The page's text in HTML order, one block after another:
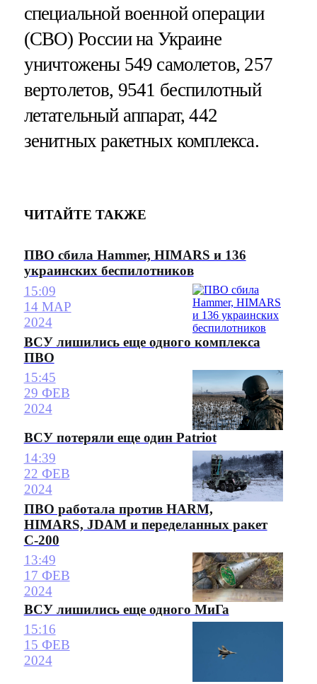
специальной военной операции
(СВО) России на Украине
уничтожены 549 самолетов, 257
вертолетов, 9541 беспилотный
летательный аппарат, 442
зенитных ракетных комплекса.
ЧИТАЙТЕ ТАКЖЕ
ПВО сбила Hammer, HIMARS и 136
украинских беспилотников
15:09
14 МАР
2024
ВСУ лишились еще одного комплекса
ПВО
15:45
29 ФЕВ
2024
ВСУ потеряли еще один Patriot
14:39
22 ФЕВ
2024
ПВО работала против HARM,
HIMARS, JDAM и переделанных ракет
С-200
13:49
17 ФЕВ
2024
ВСУ лишились еще одного МиГа
15:16
15 ФЕВ
2024